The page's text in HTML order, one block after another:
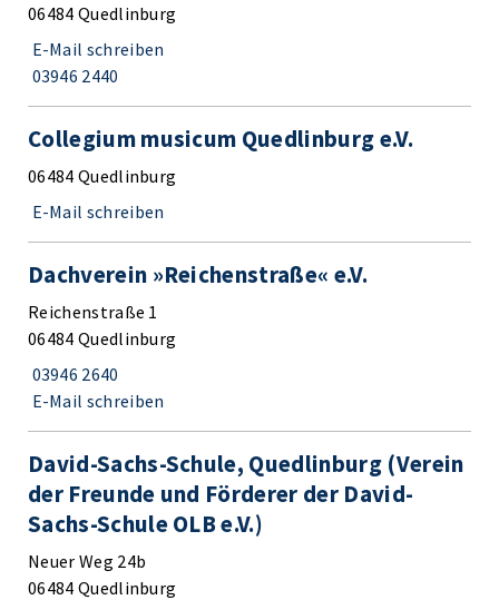
06484 Quedlinburg
E-Mail schreiben
03946 2440
Collegium musicum Quedlinburg e.V.
06484 Quedlinburg
E-Mail schreiben
Dachverein »Reichenstraße« e.V.
Reichenstraße 1
06484 Quedlinburg
03946 2640
E-Mail schreiben
David-Sachs-Schule, Quedlinburg (Verein
der Freunde und Förderer der David-
Sachs-Schule OLB e.V.)
Neuer Weg 24b
06484 Quedlinburg